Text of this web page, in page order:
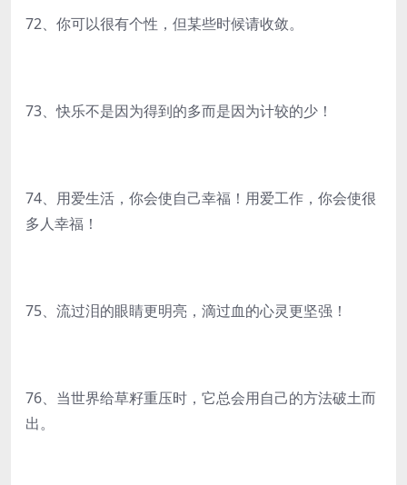
72、你可以很有个性，但某些时候请收敛。
73、快乐不是因为得到的多而是因为计较的少！
74、用爱生活，你会使自己幸福！用爱工作，你会使很
多人幸福！
75、流过泪的眼睛更明亮，滴过血的心灵更坚强！
76、当世界给草籽重压时，它总会用自己的方法破土而
出。